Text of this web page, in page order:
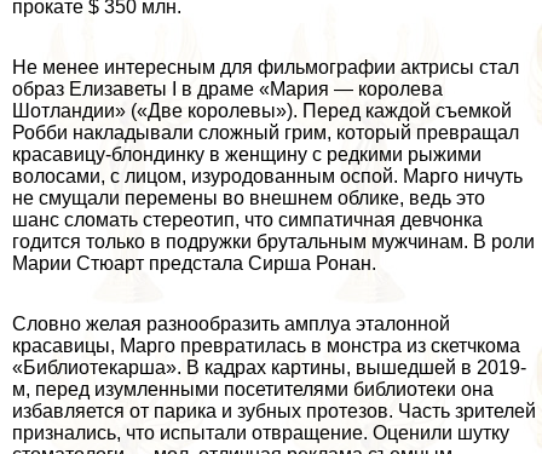
прокате $ 350 млн.
Не менее интересным для фильмографии актрисы стал
образ Елизаветы I в драме «Мария — королева
Шотландии» («Две королевы»). Перед каждой съемкой
Робби накладывали сложный грим, который превращал
красавицу-блондинку в женщину с редкими рыжими
волосами, с лицом, изуpoдованным оспой. Марго ничуть
не смущали перемены во внешнем облике, ведь это
шанс сломать стереотип, что симпатичная девчонка
годится только в подружки брутальным мужчинам. В роли
Марии Стюарт предстала Сирша Ронан.
Словно желая разнообразить амплуа эталонной
красавицы, Марго превратилась в монстра из скетчкома
«Библиотекарша». В кадрах картины, вышедшей в 2019-
м, перед изумленными посетителями библиотеки она
избавляется от парика и зубных протезов. Часть зрителей
признались, что испытали отвращение. Оценили шутку